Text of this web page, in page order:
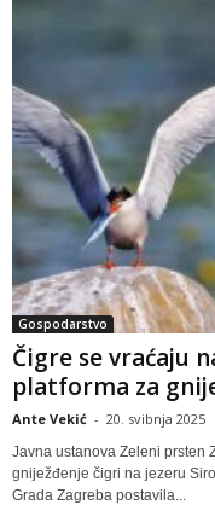
Gospodarstvo
Čigre se vraćaju
platforma za
Ante Vekić - 20. svibnja 2025
Javna ustanova Zeleni prsten
gniježđenje čigri na jezeru
Grada Zagreba postavila...